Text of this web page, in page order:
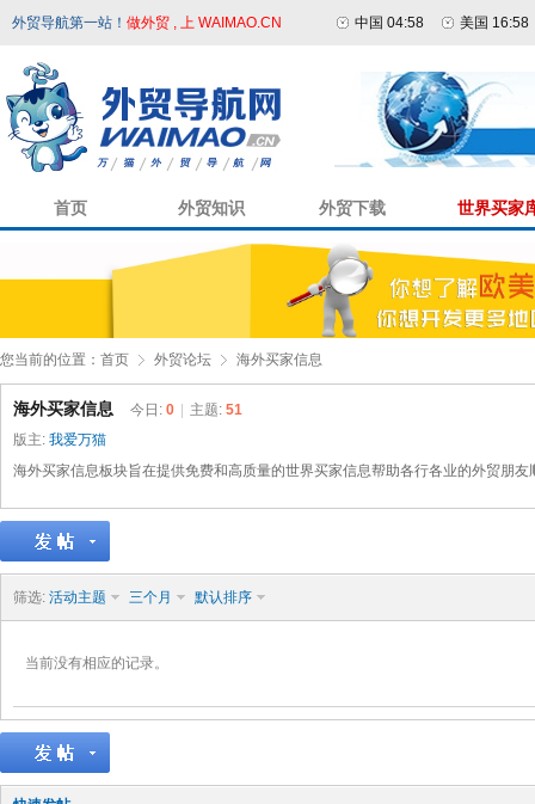
外贸导航第一站！ 做外贸 , 上 WAIMAO.CN 中国 04:58 美国 16:58
首页 外贸知识 外贸下载 世界买家
您当前的位置： 首页 外贸论坛 海外买家信息
海外买家信息 今日: 0 主题: 51
版主: 我爱万猫
海外买家信息板块旨在提供免费和高质量的世界买家信息帮助各行各业的外贸朋
筛选: 活动主题 三个月 默认排序
当前没有相应的记录。